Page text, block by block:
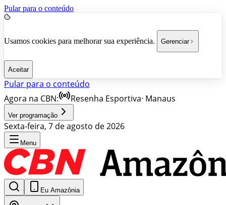
Pular para o conteúdo
Usamos cookies para melhorar sua experiência. Gerenciar
Aceitar
Pular para o conteúdo
Agora na CBN:
Resenha Esportiva· Manaus
Ver programação
Sexta-feira, 7 de agosto de 2026
Menu
Eu Amazônia